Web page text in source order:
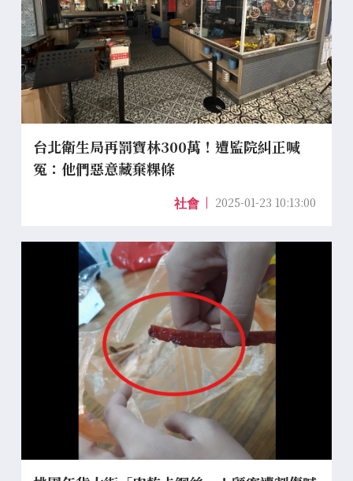
台北衛生局再罰寶林300萬！遭監院糾正喊
冤：他們惡意藏棄粿條
社會 2025-01-23 10:13:00